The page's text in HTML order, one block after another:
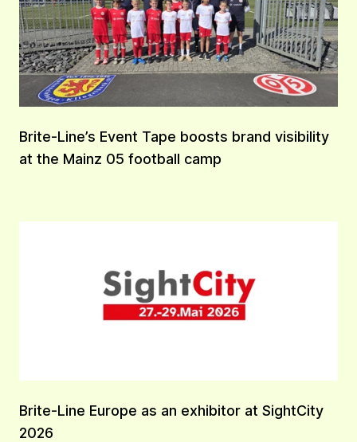
Brite-Line’s Event Tape boosts brand visibility
at the Mainz 05 football camp
Brite-Line Europe as an exhibitor at SightCity
2026